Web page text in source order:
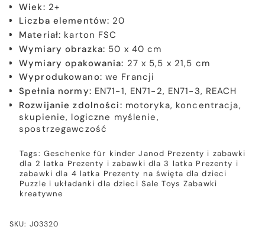
Wiek: 2+
Liczba elementów: 20
Materiał: karton FSC
Wymiary obrazka: 50 x 40 cm
Wymiary opakowania: 27 x 5,5 x 21,5 cm
Wyprodukowano: we Francji
Spełnia normy: EN71-1, EN71-2, EN71-3, REACH
Rozwijanie zdolności: motoryka, koncentracja,
skupienie, logiczne myślenie,
spostrzegawczość
Tags: Geschenke für kinder Janod Prezenty i zabawki
dla 2 latka Prezenty i zabawki dla 3 latka Prezenty i
zabawki dla 4 latka Prezenty na święta dla dzieci
Puzzle i układanki dla dzieci Sale Toys Zabawki
kreatywne
SKU: J03320